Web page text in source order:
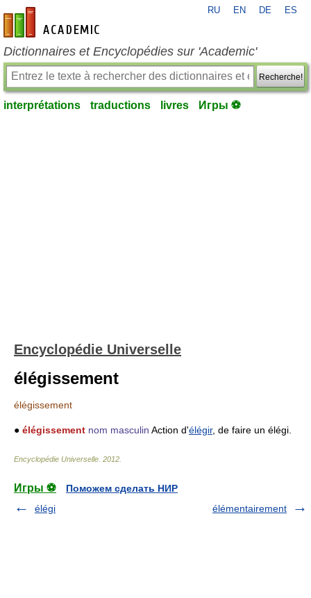
fr-academic.com
RU EN DE ES
Dictionnaires et Encyclopédies sur 'Academic'
Recherche!
interprétations traductions livres Игры ⚽
Encyclopédie Universelle
élégissement
élégissement
● élégissement nom masculin Action d'élégir, de faire un élégi.
Encyclopédie Universelle 2012
Игры ⚽
Поможем сделать НИР
élégi
élémentairement